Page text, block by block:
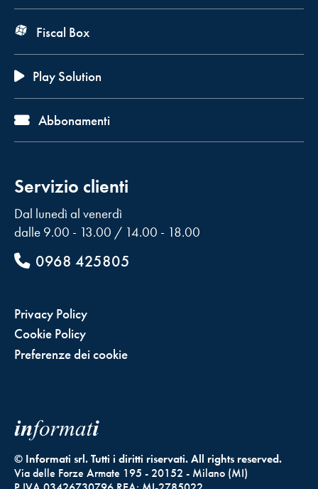
Fiscal Box
Play Solution
Abbonamenti
Servizio clienti
Dal lunedì al venerdì
dalle 9.00 - 13.00 / 14.00 - 18.00
0968 425805
Privacy Policy
Cookie Policy
Preferenze dei cookie
© Informati srl. Tutti i diritti riservati. All rights reserved.
Via delle Forze Armate 195 - 20152 - Milano (MI)